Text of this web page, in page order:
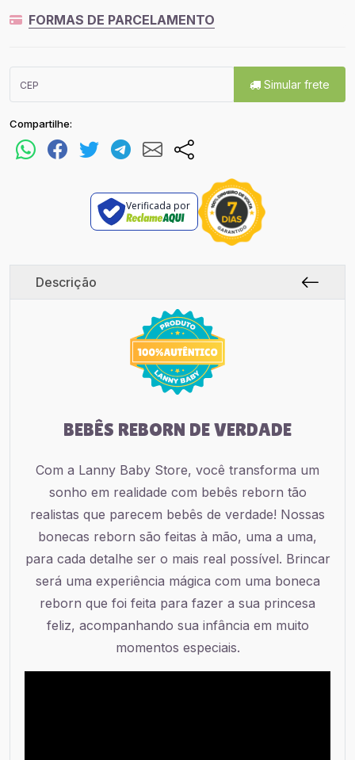
FORMAS DE PARCELAMENTO
Simular frete
Compartilhe:
Verificada por
Descrição
BEBÊS REBORN DE VERDADE
Com a Lanny Baby Store, você transforma um
sonho em realidade com bebês reborn tão
realistas que parecem bebês de verdade! Nossas
bonecas reborn são feitas à mão, uma a uma,
para cada detalhe ser o mais real possível. Brincar
será uma experiência mágica com uma boneca
reborn que foi feita para fazer a sua princesa
feliz, acompanhando sua infância em muito
momentos especiais.